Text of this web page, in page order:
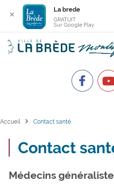
Accueil chevron_right Contact santé
Contact
Médecins
✕
La brede
GRATUIT
Sur Google Play